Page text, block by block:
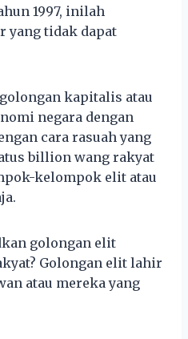
1997, inilah
yang tidak dapat
kapitalis atau
negara dengan
cara rasuah yang
billion wang rakyat
kelompok elit atau
golongan elit
Golongan elit lahir
atau mereka yang